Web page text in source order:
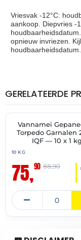
Vriesvak -12°C:
aankoop. Diepvries -
opnieuw invriezen.
houdbaarheidsdatum.
GERELATEERDE
🔥 OP=OP
THT:
24-
Vannamei
Torpedo Garnalen
IQF — 10 x 1 kg
10 KG
75,90 88,90